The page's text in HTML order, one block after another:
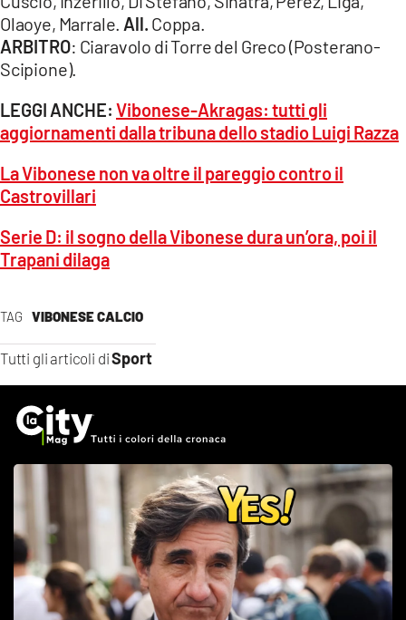
TAG VIBONESE CALCIO
Tutti gli articoli diSport
Olaoye, Marrale. All. Coppa.
ARBITRO: Ciaravolo di Torre del Greco (Posterano-
Scipione).
LEGGI ANCHE: Vibonese-Akragas: tutti gli
aggiornamenti dalla tribuna dello stadio Luigi Razza
La Vibonese non va oltre il pareggio contro il
Castrovillari
Serie D: il sogno della Vibonese dura un’ora, poi il
Trapani dilaga